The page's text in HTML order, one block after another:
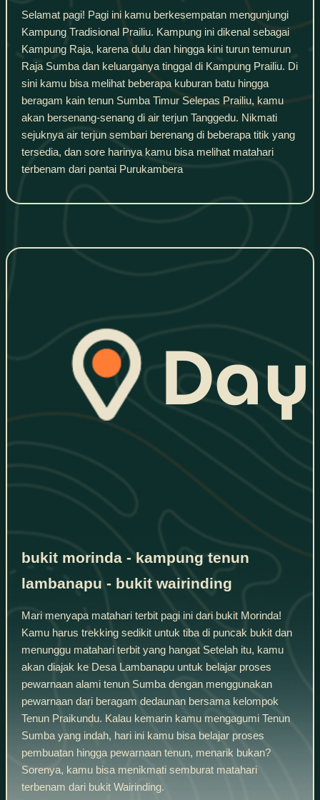
Selamat pagi! Pagi ini kamu berkesempatan mengunjungi
Kampung Tradisional Prailiu. Kampung ini dikenal sebagai
Kampung Raja, karena dulu dan hingga kini turun temurun
Raja Sumba dan keluarganya tinggal di Kampung Prailiu. Di
sini kamu bisa melihat beberapa kuburan batu hingga
beragam kain tenun Sumba Timur Selepas Prailiu, kamu
akan bersenang-senang di air terjun Tanggedu. Nikmati
sejuknya air terjun sembari berenang di beberapa titik yang
tersedia, dan sore harinya kamu bisa melihat matahari
terbenam dari pantai Purukambera
bukit morinda - kampung tenun
lambanapu - bukit wairinding
Mari menyapa matahari terbit pagi ini dari bukit Morinda!
Kamu harus trekking sedikit untuk tiba di puncak bukit dan
menunggu matahari terbit yang hangat Setelah itu, kamu
akan diajak ke Desa Lambanapu untuk belajar proses
pewarnaan alami tenun Sumba dengan menggunakan
pewarnaan dari beragam dedaunan bersama kelompok
Tenun Praikundu. Kalau kemarin kamu mengagumi Tenun
Sumba yang indah, hari ini kamu bisa belajar proses
pembuatan hingga pewarnaan tenun, menarik bukan?
Sorenya, kamu bisa menikmati semburat matahari
terbenam dari bukit Wairinding.